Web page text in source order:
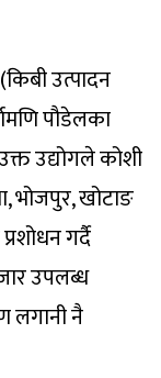
उत्पादन
पौडेलका
उद्योगले कोशी
भोजपुर, खोटाङ
गर्दै
उपलब्ध
लगानी नै